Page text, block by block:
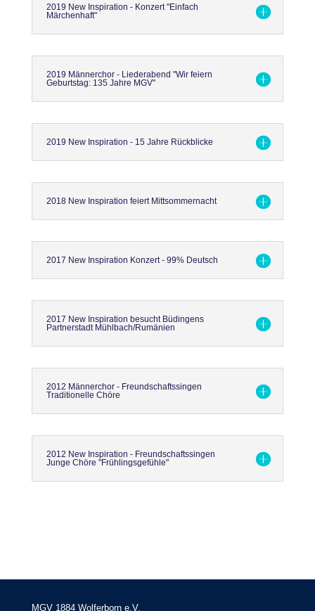
2019 New Inspiration - Konzert "Einfach
Märchenhaft"
2019 Männerchor - Liederabend "Wir feiern
Geburtstag: 135 Jahre MGV"
2019 New Inspiration - 15 Jahre Rückblicke
2018 New Inspiration feiert Mittsommernacht
2017 New Inspiration Konzert - 99% Deutsch
2017 New Inspiration besucht Büdingens
Partnerstadt Mühlbach/Rumänien
2012 Männerchor - Freundschaftssingen
Traditionelle Chöre
2012 New Inspiration - Freundschaftssingen
Junge Chöre "Frühlingsgefühle"
MGV 1884 Wolferborn e.V.